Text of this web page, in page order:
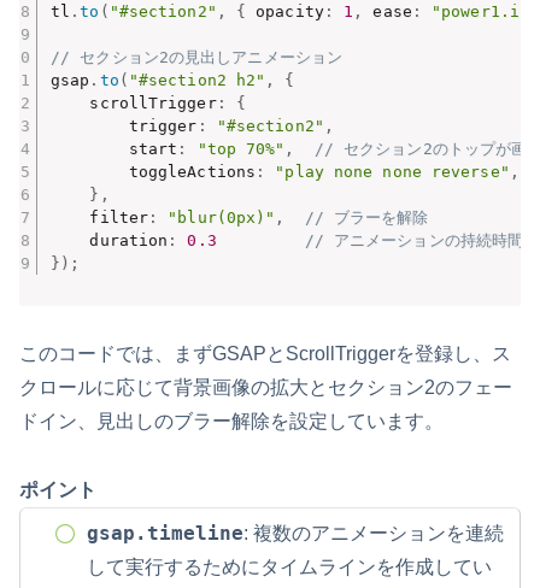
tl .to ( "#section2" , { opacity: 1 , ease :
// セクション2の見出しアニメーション
gsap . to ( "#section2 h2" ,
{
    scrollTrigger
:
{
        trigger
: "#section2" ,
        start
: "top 70%" ,
// セクション2のトップが画
        toggleActions
: "play none none reverse" ,
} ,
    filter
: "blur(0px)" ,
// ブラーを解除
    duration
: 0.3
// アニメーションの持続時間
} ) ;
このコードでは、まずGSAPとScrollTriggerを登録し、ス
クロールに応じて背景画像の拡大とセクション2のフェー
ドイン、見出しのブラー解除を設定しています。
ポイント
gsap.timeline: 複数のアニメーションを連続
して実行するためにタイムラインを作成してい